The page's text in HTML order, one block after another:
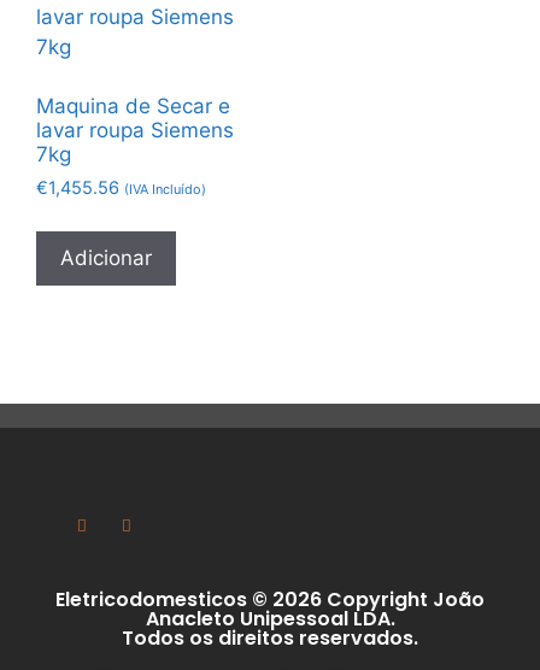
Maquina de Secar e
lavar roupa Siemens
7kg
€1,455.56 (IVA Incluído)
Adicionar
Eletricodomesticos © 2026 Copyright João
Anacleto Unipessoal LDA.
Todos os direitos reservados.